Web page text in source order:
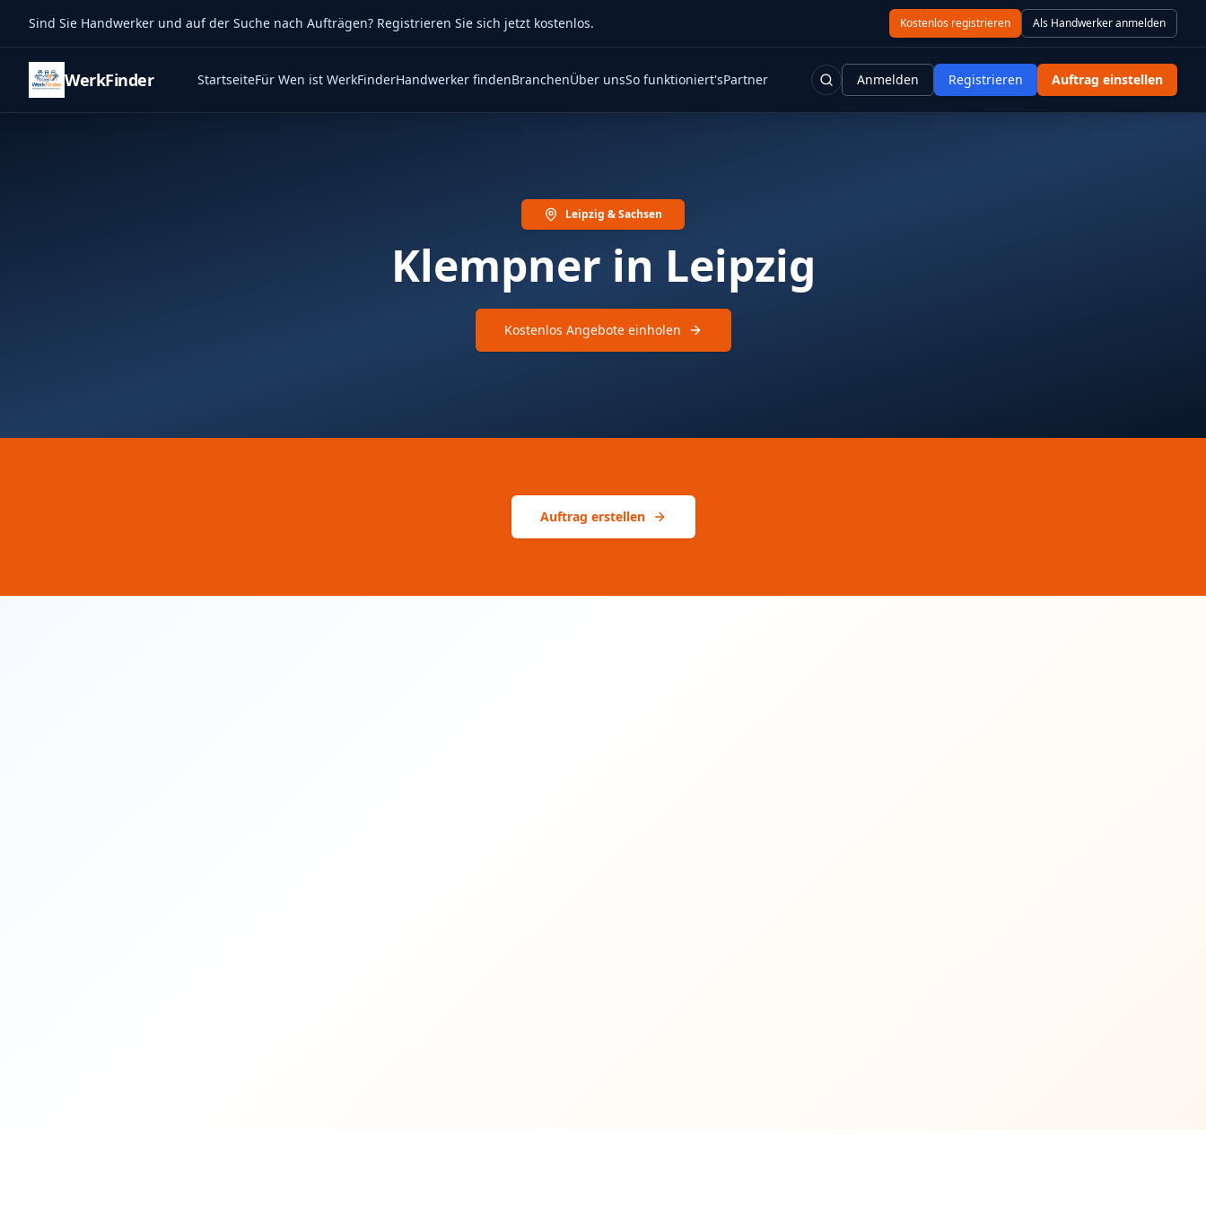
Sind Sie Handwerker und auf der Suche nach Aufträgen? Registrieren Sie sich jetzt kostenlos. Kostenlos registrieren Als Handwerker anmelden
WerkFinder StartseiteFür Wen ist WerkFinderHandwerker findenBranchenÜber unsSo funktioniert'sPartner Anmelden Registrieren Auftrag einstellen
Leipzig & Sachsen
Klempner in Leipzig
Kostenlos Angebote einholen
Auftrag erstellen